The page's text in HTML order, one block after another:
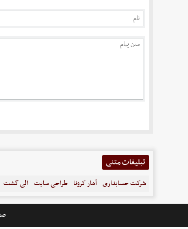
تبلیغات متنی
شرکت حسابداری آمار کرونا طراحی سایت الی گشت